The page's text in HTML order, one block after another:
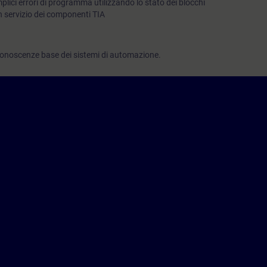
errori di programma utilizzando lo stato dei blocchi
servizio dei componenti TIA
base dei sistemi di automazione.